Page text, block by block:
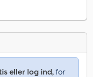
eller log ind,for